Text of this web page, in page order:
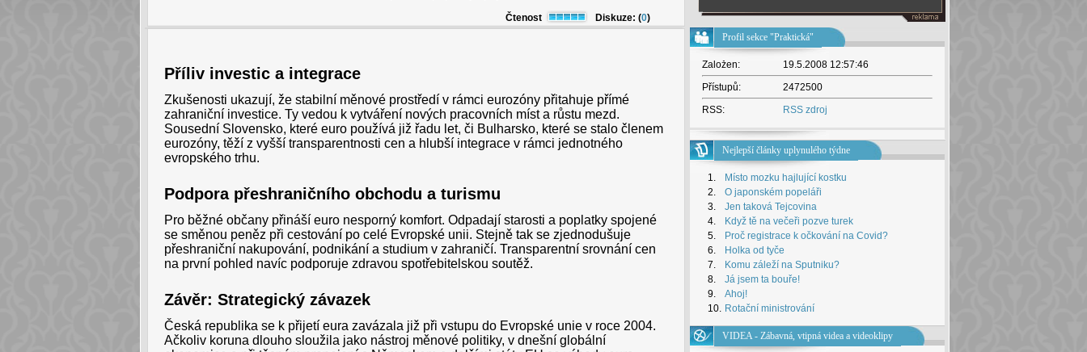
Čtenost Diskuze: (0)
Příliv investic a integrace
Zkušenosti ukazují, že stabilní měnové prostředí v rámci eurozóny přitahuje přímé
zahraniční investice. Ty vedou k vytváření nových pracovních míst a růstu mezd.
Sousední Slovensko, které euro používá již řadu let, či Bulharsko, které se stalo členem
eurozóny, těží z vyšší transparentnosti cen a hlubší integrace v rámci jednotného
evropského trhu.
Podpora přeshraničního obchodu a turismu
Pro běžné občany přináší euro nesporný komfort. Odpadají starosti a poplatky spojené
se směnou peněz při cestování po celé Evropské unii. Stejně tak se zjednodušuje
přeshraniční nakupování, podnikání a studium v zahraničí. Transparentní srovnání cen
na první pohled navíc podporuje zdravou spotřebitelskou soutěž.
Závěr: Strategický závazek
Česká republika se k přijetí eura zavázala již při vstupu do Evropské unie v roce 2004.
Ačkoliv koruna dlouho sloužila jako nástroj měnové politiky, v dnešní globální
Profil sekce "Praktická"
Založen:
19.5.2008 12:57:46
Přístupů:
2472500
RSS:
RSS zdroj
Nejlepší články uplynulého týdne
1.
Místo mozku hajlující kostku
2.
O japonském popeláři
3.
Jen taková Tejcovina
4.
Když tě na večeři pozve turek
5.
Proč registrace k očkování na Covid?
6.
Holka od tyče
7.
Komu záleží na Sputniku?
8.
Já jsem ta bouře!
9.
Ahoj!
10. Rotační ministrování
VIDEA - Zábavná, vtipná videa a videoklipy